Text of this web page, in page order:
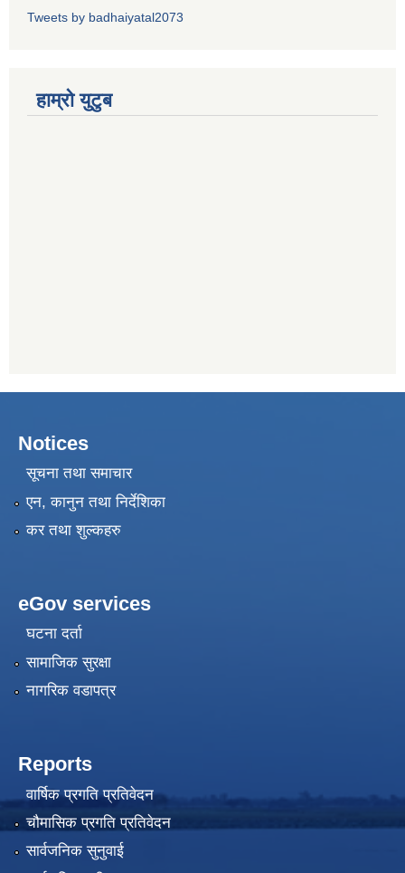
Tweets by badhaiyatal2073
हाम्रो युटुब
Notices
सूचना तथा समाचार
एन, कानुन तथा निर्देशिका
कर तथा शुल्कहरु
eGov services
घटना दर्ता
सामाजिक सुरक्षा
नागरिक वडापत्र
Reports
वार्षिक प्रगति प्रतिवेदन
चौमासिक प्रगति प्रतिवेदन
सार्वजनिक सुनुवाई